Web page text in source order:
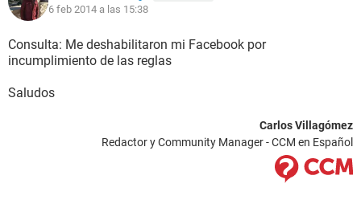
6 feb 2014 a las 15:38
Consulta: Me deshabilitaron mi Facebook por
incumplimiento de las reglas
Saludos
Carlos Villagómez
Redactor y Community Manager - CCM en Español